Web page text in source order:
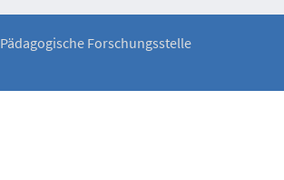
Pädagogische Forschungsstelle